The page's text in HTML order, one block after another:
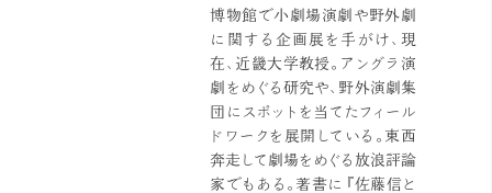
博物館で小劇場演劇や野外劇
に関する企画展を手がけ、現
在、近畿大学教授。アングラ演
劇をめぐる研究や、野外演劇集
団にスポットを当てたフィール
ドワークを展開している。東西
奔走して劇場をめぐる放浪評論
家でもある。著書に『佐藤信と